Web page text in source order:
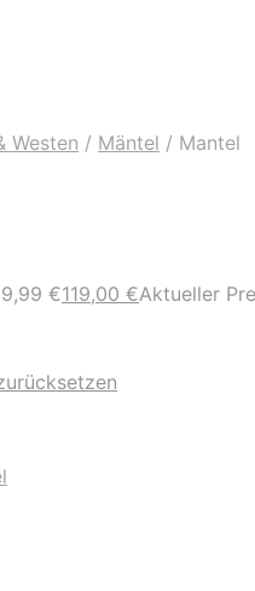
Westen / Mäntel / Mantel
€119,00 €Aktueller